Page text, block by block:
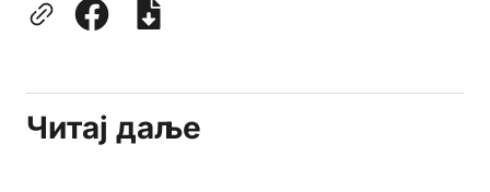
Читај даље